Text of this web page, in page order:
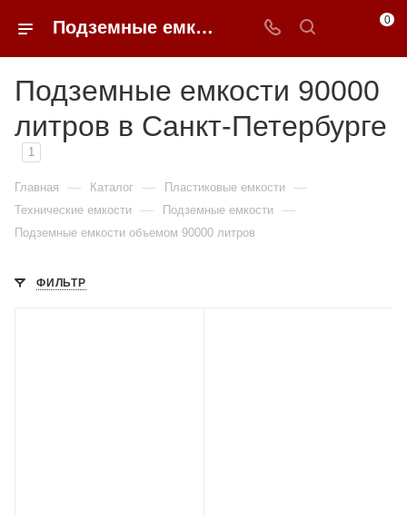
Подземные емкости 90000 литров в Санкт-Петербурге 0
Подземные емкости 90000
литров в Санкт-Петербурге
1
Главная — Каталог — Пластиковые емкости —
Технические емкости — Подземные емкости —
Подземные емкости объемом 90000 литров
ФИЛЬТР